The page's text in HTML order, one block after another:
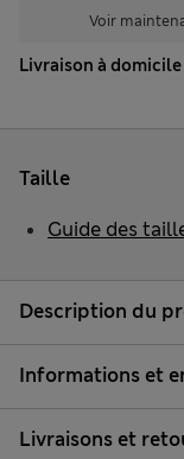
Voir
Livraison à
Description du
Informations et
Livraisons et
Taille
Guide des